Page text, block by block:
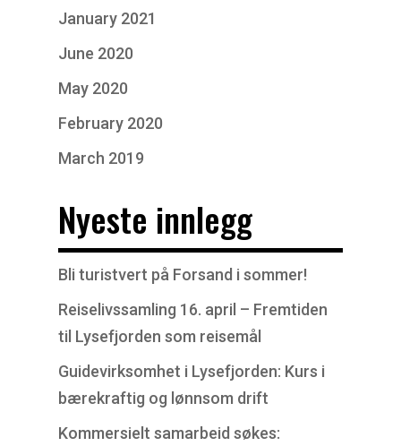
January 2021
June 2020
May 2020
February 2020
March 2019
Nyeste innlegg
Bli turistvert på Forsand i sommer!
Reiselivssamling 16. april – Fremtiden
til Lysefjorden som reisemål
Guidevirksomhet i Lysefjorden: Kurs i
bærekraftig og lønnsom drift
Kommersielt samarbeid søkes: